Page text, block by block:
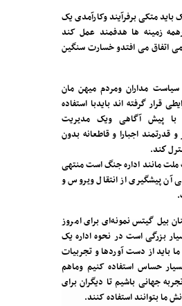
باید متکی برفرآیند وکارآمدی یک
زمینه ها هدفمند عمل کند
اتفاق می افتدو خسارت سنگین
مداران ومردم میهن مان
قرار گرفته اند بایدبا استفاده
با پیش آگاهی ویک مدیریت
قدرتمند اجبارا و قاطعانه بدون
كند.
ملت مانند اداره جنگ است منتهی
آن پیشگیری از انتقال ویروس و
بیل گیتس نمونه‌ای برای امروز
بزرگی است در نحوه اداره یک
باید از دست آوردها و تجربیات
حساس استفاده کنیم وماهم
جهانی باشیم تا دیگران برای
ما بتوانند استفاده کنند.